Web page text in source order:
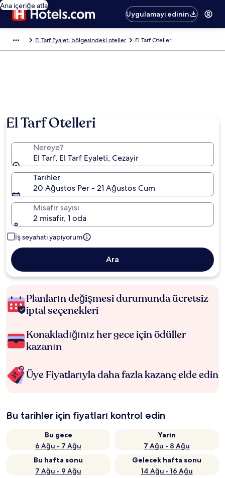
Ana içeriğe atla
Uygulamayı edinin
El Tarf Eyaleti bölgesindeki oteller El Tarf Otelleri
El Tarf Otelleri
Nereye?
El Tarf, El Tarf Eyaleti, Cezayir
Tarihler
20 Ağustos Per - 21 Ağustos Cum
Misafir sayısı
2 misafir, 1 oda
İş seyahati yapıyorum
Ara
Planların değişmesi durumunda ücretsiz
iptal seçenekleri
Konakladığınız her gece için ödüller
kazanın
Üye Fiyatlarıyla daha fazla kazanç elde edin
Bu tarihler için fiyatları kontrol edin
Bu gece
6 Ağu - 7 Ağu
Yarın
7 Ağu - 8 Ağu
Bu hafta sonu
7 Ağu - 9 Ağu
Gelecek hafta sonu
14 Ağu - 16 Ağu